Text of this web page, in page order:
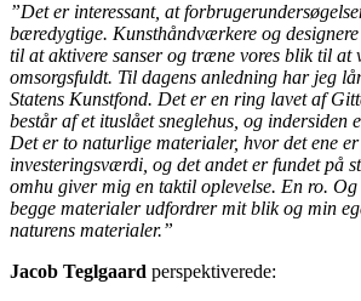
”Det er interessant, at
bæredygtige. Kunsthåndværkere og
til at aktivere sanser og træne vores blik til at
omsorgsfuldt. Til dagens anledning har jeg
Statens Kunstfond. Det er en ring lavet af
består af et ituslået sneglehus, og indersiden
Det er to naturlige materialer, hvor det ene
investeringsværdi, og det andet er fundet på
omhu giver mig en taktil oplevelse. En ro.
begge materialer udfordrer mit blik og min
naturens materialer.”
Jacob Teglgaard perspektiverede: